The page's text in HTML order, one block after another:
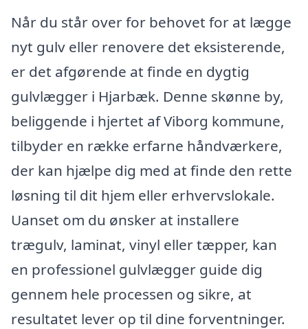
Når du står over for behovet for at lægge
nyt gulv eller renovere det eksisterende,
er det afgørende at finde en dygtig
gulvlægger i Hjarbæk. Denne skønne by,
beliggende i hjertet af Viborg kommune,
tilbyder en række erfarne håndværkere,
der kan hjælpe dig med at finde den rette
løsning til dit hjem eller erhvervslokale.
Uanset om du ønsker at installere
trægulv, laminat, vinyl eller tæpper, kan
en professionel gulvlægger guide dig
gennem hele processen og sikre, at
resultatet lever op til dine forventninger.